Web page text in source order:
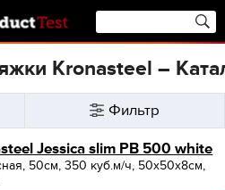
Kronasteel –
Фильтр
Jessica slim PB 500 white
50см, 350 куб.м/ч, 50x50x8см,